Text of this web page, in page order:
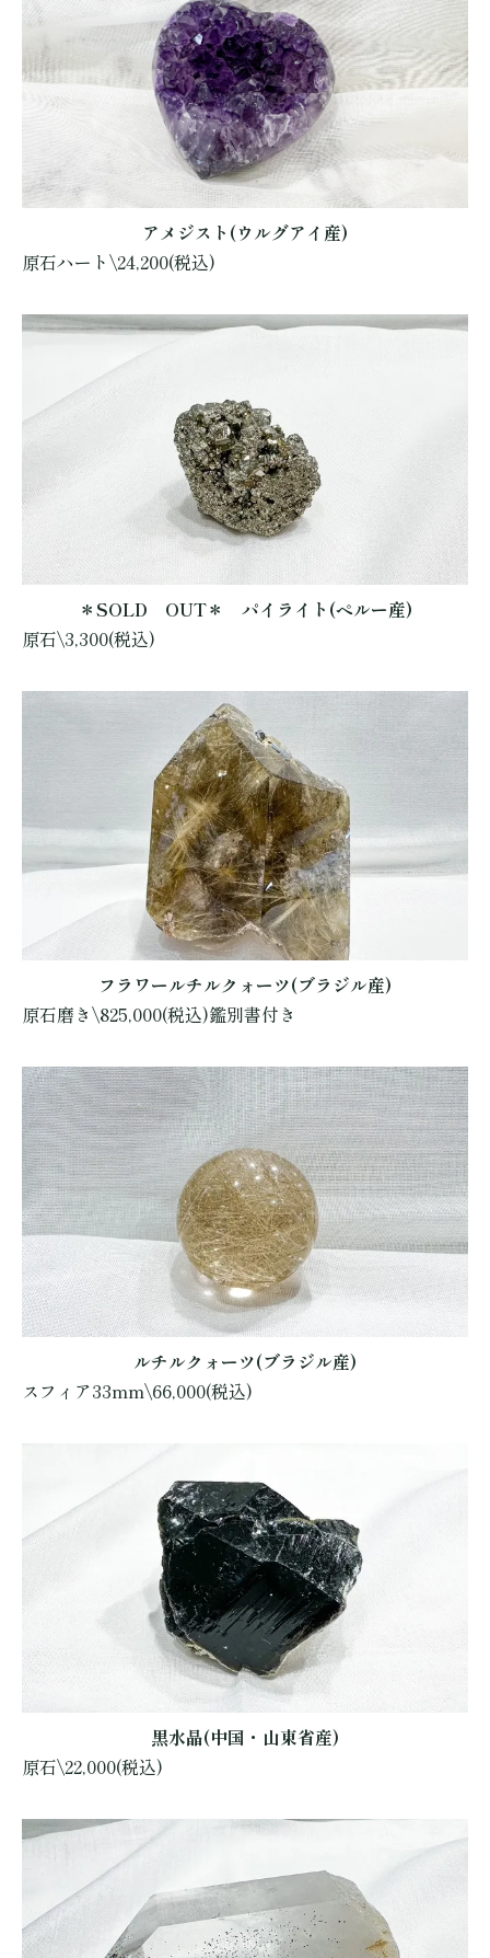
アメジスト(ウルグアイ産)
原石ハート\24,200(税込)
＊SOLD OUT＊ パイライト(ペルー産)
原石\3,300(税込)
フラワールチルクォーツ(ブラジル産)
原石磨き\825,000(税込)鑑別書付き
ルチルクォーツ(ブラジル産)
スフィア33mm\66,000(税込)
黒水晶(中国・山東省産)
原石\22,000(税込)